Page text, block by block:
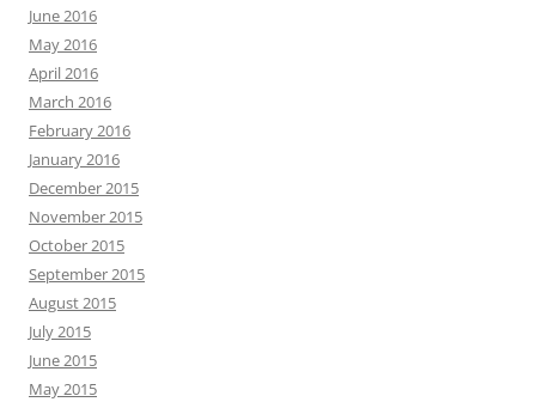
June 2016
May 2016
April 2016
March 2016
February 2016
January 2016
December 2015
November 2015
October 2015
September 2015
August 2015
July 2015
June 2015
May 2015